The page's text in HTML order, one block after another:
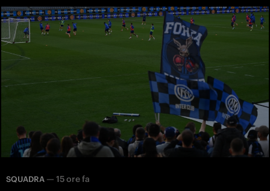
SQUADRA — 15 ore fa